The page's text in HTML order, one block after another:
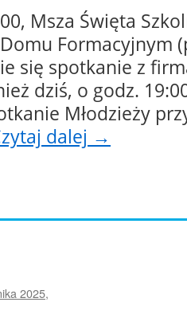
Msza Święta
Formacyjnym
się spotkanie z
dziś, o godz.
Młodzieży
dalej →
2025,